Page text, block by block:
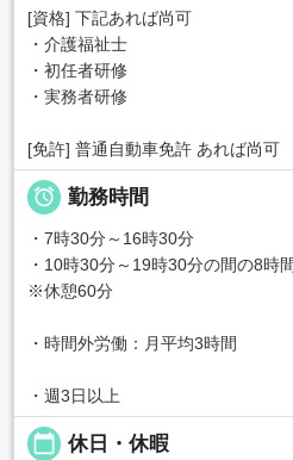
[資格] 下記あれば尚可
・介護福祉士
・初任者研修
・実務者研修
[免許] 普通自動車免許 あれば尚可
 勤務時間
・7時30分～16時30分
・10時30分～19時30分の間の8時間
※休憩60分
・時間外労働：月平均3時間
・週3日以上
calendar_today 休日・休暇